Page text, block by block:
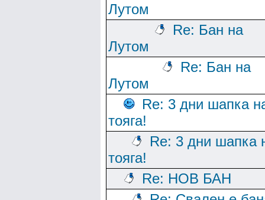
Лутом
Re: Бан на
Лутом
Re: Бан на
Лутом
Re: 3 дни шапка
тояга!
Re: 3 дни шапка
тояга!
Re: НОВ БАН